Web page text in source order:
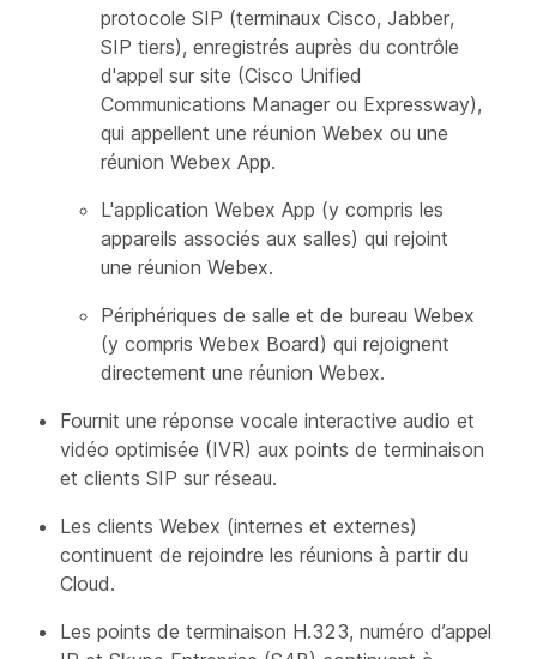
protocole SIP (terminaux Cisco, Jabber,
SIP tiers), enregistrés auprès du contrôle
d'appel sur site (Cisco Unified
Communications Manager ou Expressway),
qui appellent une réunion Webex ou une
réunion Webex App.
L'application Webex App (y compris les
appareils associés aux salles) qui rejoint
une réunion Webex.
Périphériques de salle et de bureau Webex
(y compris Webex Board) qui rejoignent
directement une réunion Webex.
Fournit une réponse vocale interactive audio et
vidéo optimisée (IVR) aux points de terminaison
et clients SIP sur réseau.
Les clients Webex (internes et externes)
continuent de rejoindre les réunions à partir du
Cloud.
Les points de terminaison H.323, numéro d’appel